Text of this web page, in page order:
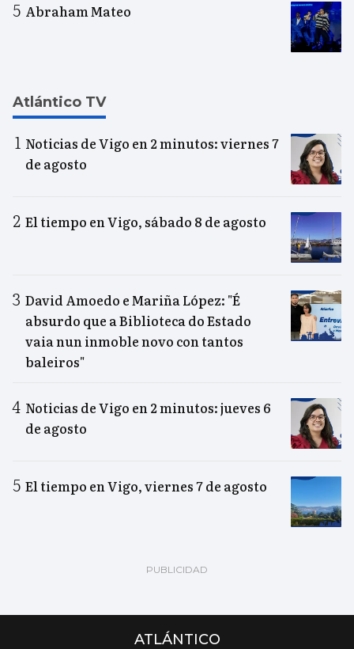
Abraham Mateo
Atlántico TV
Noticias de Vigo en 2 minutos: viernes 7
de agosto
El tiempo en Vigo, sábado 8 de agosto
David Amoedo e Mariña López: "É
absurdo que a Biblioteca do Estado
vaia nun inmoble novo con tantos
baleiros"
Noticias de Vigo en 2 minutos: jueves 6
de agosto
El tiempo en Vigo, viernes 7 de agosto
ATLÁNTICO